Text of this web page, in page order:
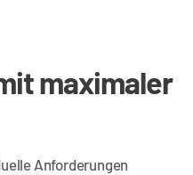
maximaler
Anforderungen